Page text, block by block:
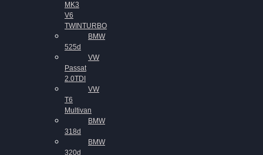
MK3
V6
TWINTURBO
BMW
525d
VW
Passat
2.0TDI
VW
T6
Multivan
BMW
318d
BMW
320d